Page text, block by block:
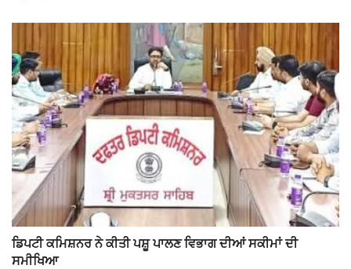
ਡਿਪਟੀ ਕਮਿਸ਼ਨਰ ਨੇ ਕੀਤੀ ਪਸ਼ੂ ਪਾਲਣ ਵਿਭਾਗ ਦੀਆਂ ਸਕੀਮਾਂ ਦੀ
ਸਮੀਖਿਆ